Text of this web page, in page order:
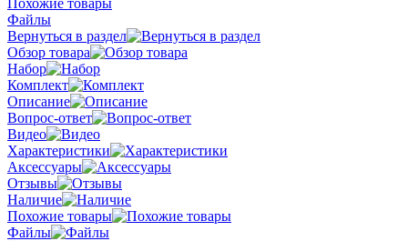
Файлы
Вернуться в раздел
Обзор товара
Набор
Комплект
Описание
Вопрос-ответ
Видео
Характеристики
Аксессуары
Отзывы
Наличие
Похожие товары
Файлы